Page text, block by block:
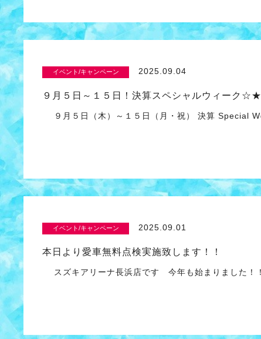
イベント/キャンペーン 2025.09.04
９月５日～１５日！決算スペシャルウィーク☆★
９月５日（木）～１５日（月・祝） 決算
イベント/キャンペーン 2025.09.01
本日より愛車無料点検実施致します！！
スズキアリーナ長浜店です 今年も始まりました！